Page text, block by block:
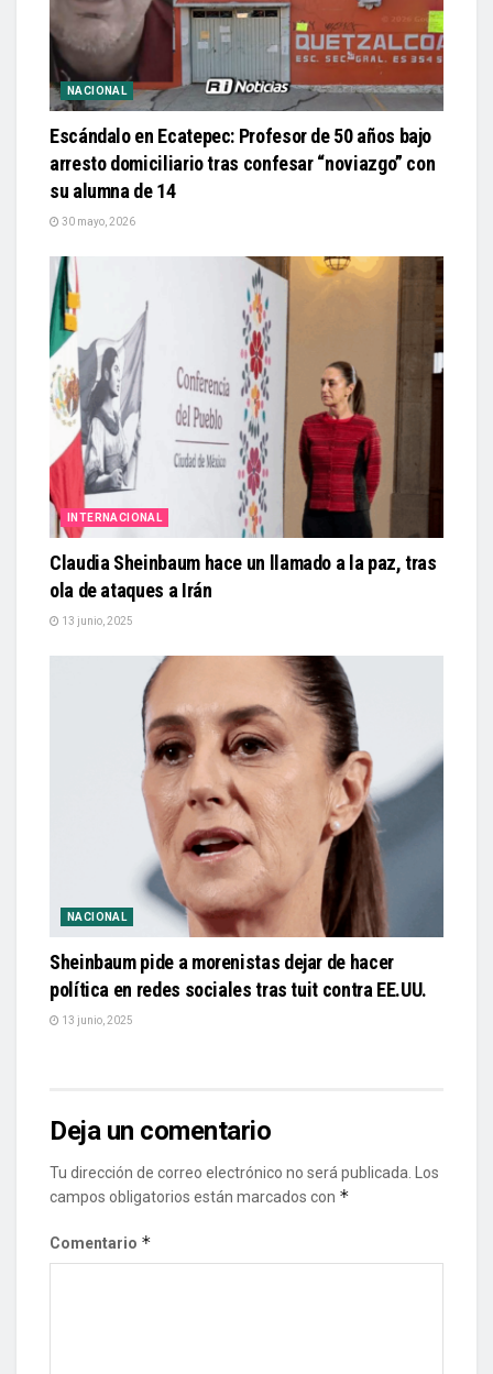
NACIONAL
Escándalo en Ecatepec: Profesor de 50 años bajo
arresto domiciliario tras confesar “noviazgo” con
su alumna de 14
30 mayo, 2026
INTERNACIONAL
Claudia Sheinbaum hace un llamado a la paz, tras
ola de ataques a Irán
13 junio, 2025
NACIONAL
Sheinbaum pide a morenistas dejar de hacer
política en redes sociales tras tuit contra EE.UU.
13 junio, 2025
Deja un comentario
Tu dirección de correo electrónico no será publicada.
Los
campos obligatorios están marcados con *
Comentario *